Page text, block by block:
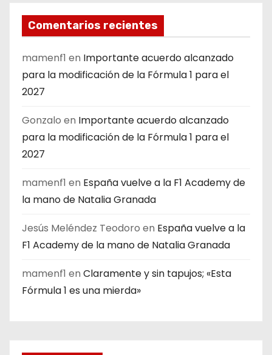
Comentarios recientes
mamenf1 en Importante acuerdo alcanzado
para la modificación de la Fórmula 1 para el
2027
Gonzalo en Importante acuerdo alcanzado
para la modificación de la Fórmula 1 para el
2027
mamenf1 en España vuelve a la F1 Academy de
la mano de Natalia Granada
Jesús Meléndez Teodoro en España vuelve a la
F1 Academy de la mano de Natalia Granada
mamenf1 en Claramente y sin tapujos; «Esta
Fórmula 1 es una mierda»